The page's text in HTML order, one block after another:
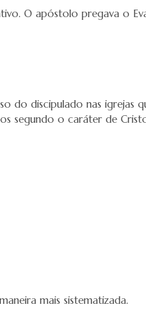
O apóstolo pregava o
do discipulado nas igrejas
segundo o caráter de
mais sistematizada.